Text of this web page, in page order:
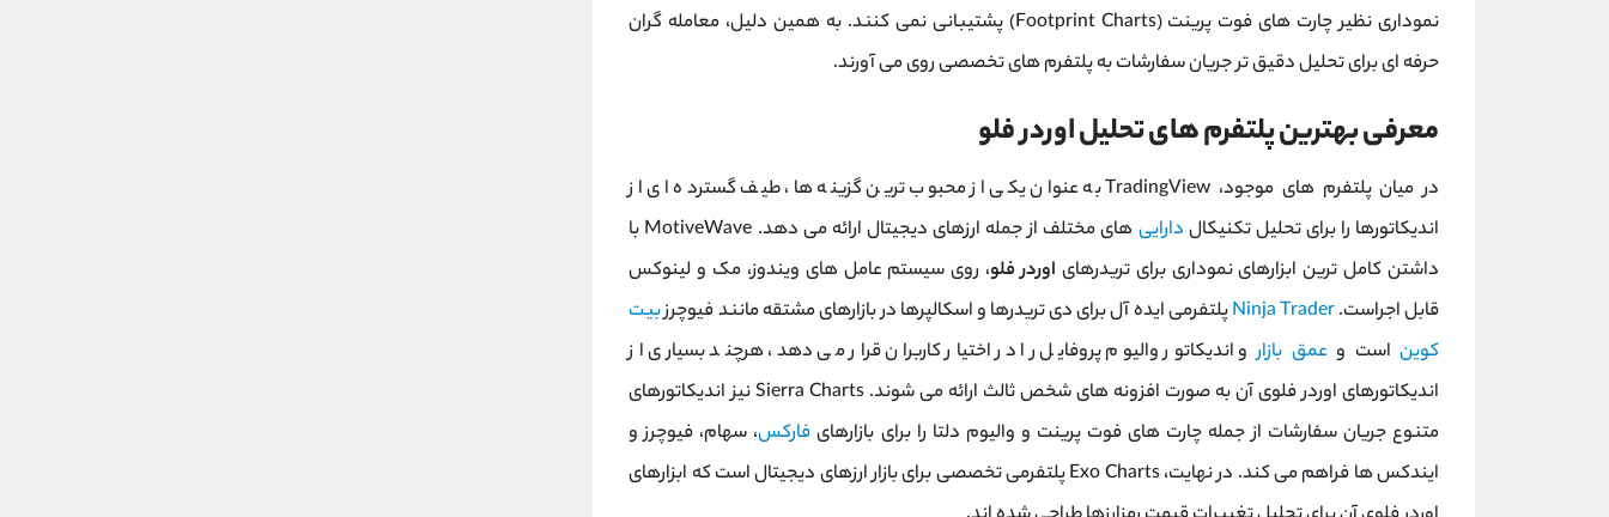
نموداری نظیر چارت‌ های فوت‌ پرینت (Footprint Charts) پشتیبانی نمی‌ کنند. به همین دلیل، معامله‌ گران
حرفه‌ ای برای تحلیل دقیق‌ تر جریان سفارشات به پلتفرم‌ های تخصصی روی می‌ آورند.
معرفی بهترین پلتفرم‌ های تحلیل اوردر فلو
در میان پلتفرم ‌های موجود، TradingView به عنوان یکی از محبوب ‌ترین گزینه ‌ها، طیف گسترده ‌ای از
اندیکاتورها را برای تحلیل تکنیکال دارایی‌
های مختلف از جمله ارزهای دیجیتال ارائه می ‌دهد. MotiveWave با
داشتن کامل‌ ترین ابزارهای نموداری برای تریدرهای اوردر فلو، روی سیستم ‌عامل‌ های ویندوز، مک و لینوکس
قابل اجراست.Ninja Traderپلتفرمی ایده ‌آل برای دی تریدرها و اسکالپرها در بازارهای مشتقه مانند فیوچرزبیت
‌کویناست وعمق بازارو اندیکاتور والیوم پروفایل را در اختیار کاربران قرار می ‌دهد، هرچند بسیاری از
اندیکاتورهای اوردر فلوی آن به صورت افزونه‌ های شخص ثالث ارائه می ‌شوند. Sierra Charts نیز اندیکاتورهای
متنوع جریان سفارشات از جمله چارت‌ های فوت ‌پرینت و والیوم دلتا را برای بازارهای فارکس، سهام، فیوچرز و
ایندکس ‌ها فراهم می‌ کند. در نهایت، Exo Charts پلتفرمی تخصصی برای بازار ارزهای دیجیتال است که ابزارهای